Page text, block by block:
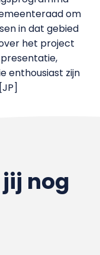
om
in dat gebied
het project
enthousiast zijn
nog